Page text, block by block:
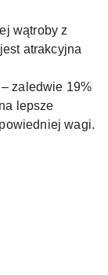
wątroby z
atrakcyjna
zaledwie 19%
lepsze
wagi.